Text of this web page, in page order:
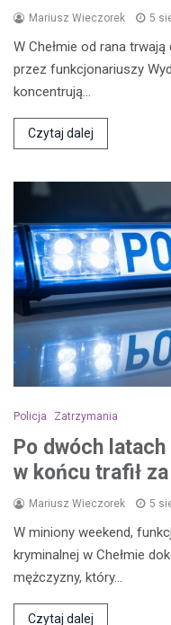
Mariusz Wieczorek 5
W Chełmie od rana
przez funkcjonariuszy
koncentrują…
Czytaj dalej
Policja Zatrzymania
Po dwóch
w końcu trafił
Mariusz Wieczorek 5
W miniony weekend,
kryminalnej w Chełmie
mężczyzny, który…
Czytaj dalej